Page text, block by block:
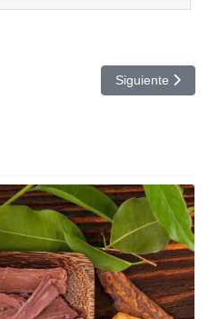
de Elche Artículo
Siguiente